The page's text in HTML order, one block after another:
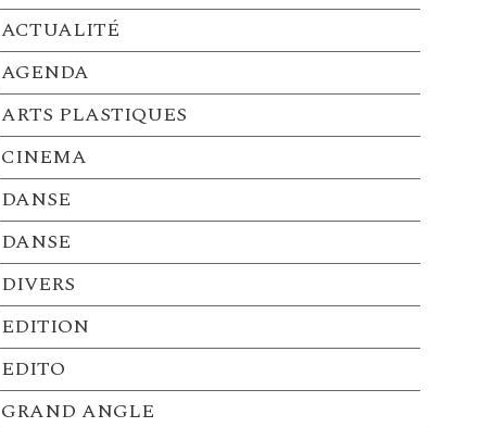
ACTUALITÉ
AGENDA
ARTS PLASTIQUES
CINEMA
DANSE
DANSE
DIVERS
EDITION
EDITO
GRAND ANGLE